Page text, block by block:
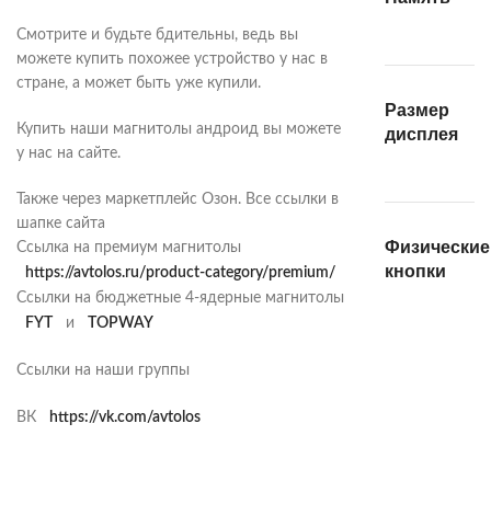
Смотрите и будьте бдительны, ведь вы
можете купить похожее устройство у нас в
стране, а может быть уже купили.
Купить наши магнитолы андроид вы можете
у нас на сайте.
Также через маркетплейс Озон. Все ссылки в
шапке сайта
Ссылка на премиум магнитолы
https://avtolos.ru/product-category/premium/
Ссылки на бюджетные 4-ядерные магнитолы
FYT
и TOPWAY
Ссылки на наши группы
ВК https://vk.com/avtolos
Размер
дисплея
Физические
кнопки